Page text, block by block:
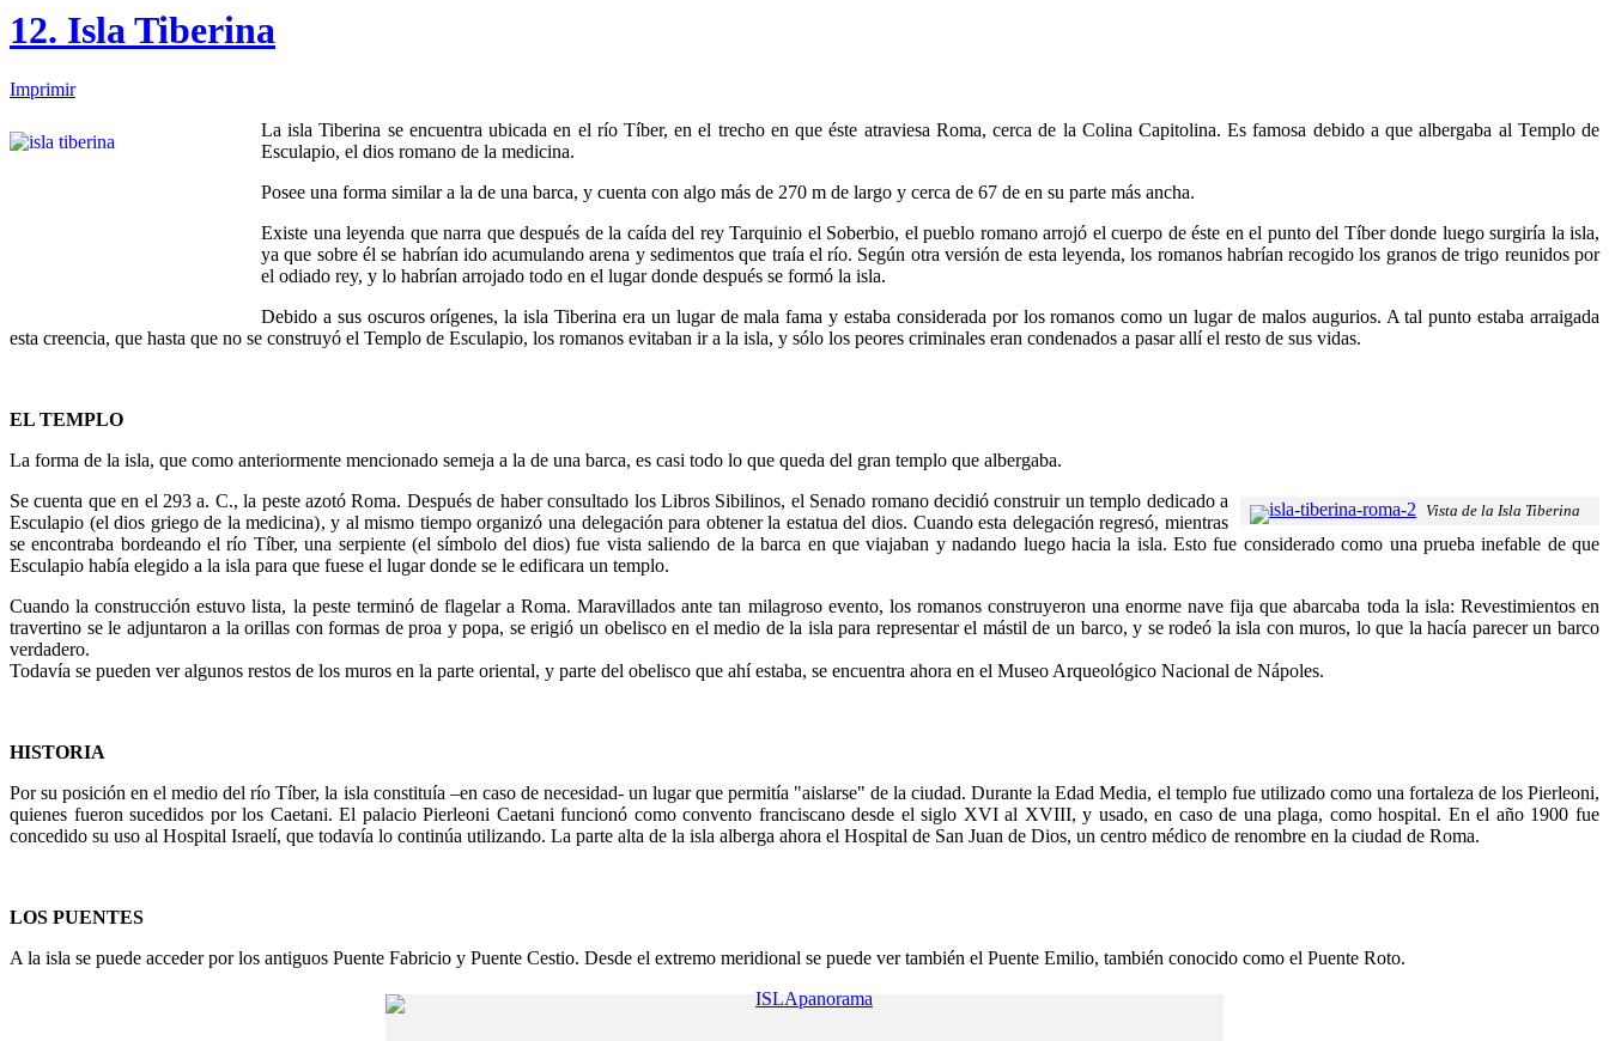
12. Isla Tiberina
Imprimir
La isla Tiberina se encuentra ubicada en el río Tíber, en el trecho en que éste atraviesa Roma, cerca de la Colina Capitolina. Es famosa debido a que albergaba al Templo de
Esculapio, el dios romano de la medicina.
Posee una forma similar a la de una barca, y cuenta con algo más de 270 m de largo y cerca de 67 de en su parte más ancha.
Existe una leyenda que narra que después de la caída del rey Tarquinio el Soberbio, el pueblo romano arrojó el cuerpo de éste en el punto del Tíber donde luego surgiría la isla,
ya que sobre él se habrían ido acumulando arena y sedimentos que traía el río. Según otra versión de esta leyenda, los romanos habrían recogido los granos de trigo reunidos por
el odiado rey, y lo habrían arrojado todo en el lugar donde después se formó la isla.
Debido a sus oscuros orígenes, la isla Tiberina era un lugar de mala fama y estaba considerada por los romanos como un lugar de malos augurios. A tal punto estaba arraigada
esta creencia, que hasta que no se construyó el Templo de Esculapio, los romanos evitaban ir a la isla, y sólo los peores criminales eran condenados a pasar allí el resto de sus vidas.
EL TEMPLO
La forma de la isla, que como anteriormente mencionado semeja a la de una barca, es casi todo lo que queda del gran templo que albergaba.
Vista de la Isla Tiberina
Se cuenta que en el 293 a. C., la peste azotó Roma. Después de haber consultado los Libros Sibilinos, el Senado romano decidió construir un templo dedicado a
Esculapio (el dios griego de la medicina), y al mismo tiempo organizó una delegación para obtener la estatua del dios. Cuando esta delegación regresó, mientras
se encontraba bordeando el río Tíber, una serpiente (el símbolo del dios) fue vista saliendo de la barca en que viajaban y nadando luego hacia la isla. Esto fue considerado como una prueba inefable de que
Esculapio había elegido a la isla para que fuese el lugar donde se le edificara un templo.
Cuando la construcción estuvo lista, la peste terminó de flagelar a Roma. Maravillados ante tan milagroso evento, los romanos construyeron una enorme nave fija que abarcaba toda la isla: Revestimientos en
travertino se le adjuntaron a la orillas con formas de proa y popa, se erigió un obelisco en el medio de la isla para representar el mástil de un barco, y se rodeó la isla con muros, lo que la hacía parecer un barco
verdadero.
Todavía se pueden ver algunos restos de los muros en la parte oriental, y parte del obelisco que ahí estaba, se encuentra ahora en el Museo Arqueológico Nacional de Nápoles.
HISTORIA
Por su posición en el medio del río Tíber, la isla constituía –en caso de necesidad- un lugar que permitía "aislarse" de la ciudad. Durante la Edad Media, el templo fue utilizado como una fortaleza de los Pierleoni,
quienes fueron sucedidos por los Caetani. El palacio Pierleoni Caetani funcionó como convento franciscano desde el siglo XVI al XVIII, y usado, en caso de una plaga, como hospital. En el año 1900 fue
concedido su uso al Hospital Israelí, que todavía lo continúa utilizando. La parte alta de la isla alberga ahora el Hospital de San Juan de Dios, un centro médico de renombre en la ciudad de Roma.
LOS PUENTES
A la isla se puede acceder por los antiguos Puente Fabricio y Puente Cestio. Desde el extremo meridional se puede ver también el Puente Emilio, también conocido como el Puente Roto.